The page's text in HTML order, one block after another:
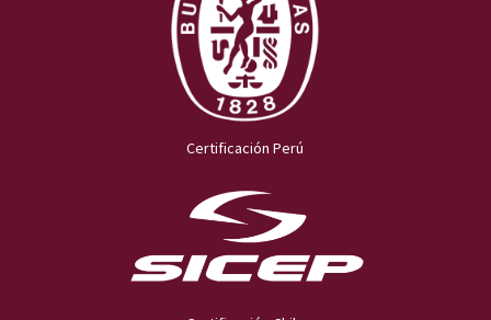
Certificación Perú